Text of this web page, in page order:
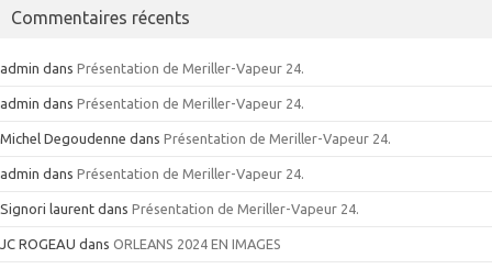
Commentaires récents
admin dans Présentation de Meriller-Vapeur 24.
admin dans Présentation de Meriller-Vapeur 24.
Michel Degoudenne dans Présentation de Meriller-Vapeur 24.
admin dans Présentation de Meriller-Vapeur 24.
Signori laurent dans Présentation de Meriller-Vapeur 24.
JC ROGEAU dans ORLEANS 2024 EN IMAGES